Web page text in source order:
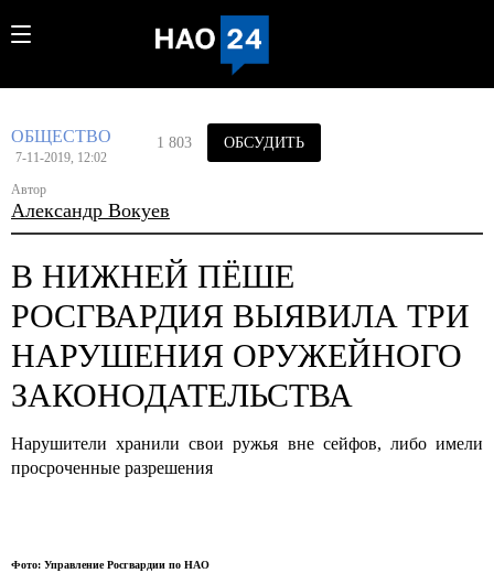
ОБЩЕСТВО
7-11-2019, 12:02
Автор
Александр Вокуев
1 803 ОБСУДИТЬ
В НИЖНЕЙ ПЁШЕ
РОСГВАРДИЯ ВЫЯВИЛА ТРИ
НАРУШЕНИЯ ОРУЖЕЙНОГО
ЗАКОНОДАТЕЛЬСТВА
Нарушители хранили свои ружья вне сейфов, либо имели
просроченные разрешения
Фото: Управление Росгвардии по НАО